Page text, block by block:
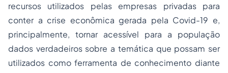
recursos utilizados pelas empresas privadas para
conter a crise econômica gerada pela Covid-19 e,
principalmente, tornar acessível para a população
dados verdadeiros sobre a temática que possam ser
utilizados como ferramenta de conhecimento diante